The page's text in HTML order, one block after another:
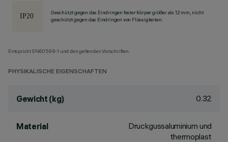
Geschützt gegen das Eindringen fester Körper größer als 12 mm, nicht
geschützt gegen das Eindringen von Flüssigkeiten.
Entspricht EN60598-1 und den geltenden Vorschriften.
PHYSIKALISCHE EIGENSCHAFTEN
Gewicht (kg) 0.32
Material
Druckgussaluminium und
thermoplast